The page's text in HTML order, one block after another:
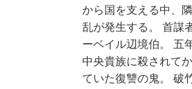
から国を支える中、
乱が発生する。 首謀
ーベイル辺境伯。 五
中央貴族に殺されて
ていた復讐の鬼。 破